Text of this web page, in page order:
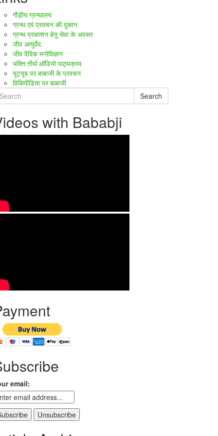
गौड़ीय ग्रन्थालय
ग्रन्थ एवं प्रवचन की दुकान
ग्रन्थ प्रकाशन हेतु सेवा के अवसर
जीव आयुर्वेद
जीव वैदिक मनोविज्ञान
भक्ति तीर्थ ऑडियो पाठ्यक्रम
यूट्यूब पर बाबाजी के प्रवचन
विकिपीडिया पर बाबाजी
Search
with Bababji
email: